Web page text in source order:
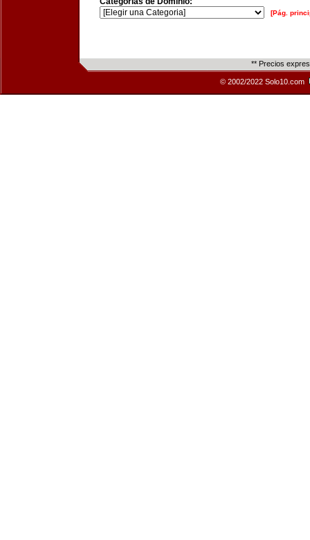
[Pág.
** Precios
© 2002/2022 Solo10.com